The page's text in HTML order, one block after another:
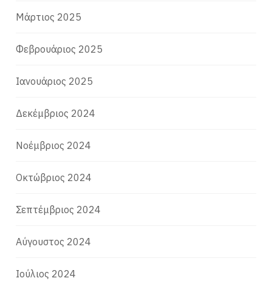
Μάρτιος 2025
Φεβρουάριος 2025
Ιανουάριος 2025
Δεκέμβριος 2024
Νοέμβριος 2024
Οκτώβριος 2024
Σεπτέμβριος 2024
Αύγουστος 2024
Ιούλιος 2024